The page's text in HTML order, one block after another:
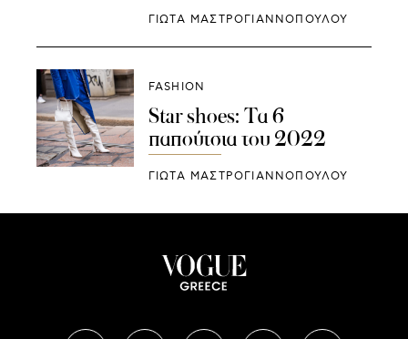
ΓΙΩΤΑ ΜΑΣΤΡΟΓΙΑΝΝΟΠΟΥΛΟΥ
FASHION
Star shoes: Τα 6
παπούτσια του 2022
ΓΙΩΤΑ ΜΑΣΤΡΟΓΙΑΝΝΟΠΟΥΛΟΥ